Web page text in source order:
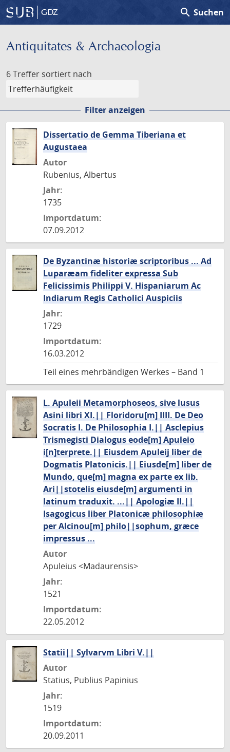
GDZ search Suchen
Antiquitates & Archaeologia
6 Treffer sortiert nach
Filter anzeigen
Dissertatio de Gemma Tiberiana et
Augustaea
Autor
Rubenius, Albertus
Jahr:
1735
Importdatum:
07.09.2012
De Byzantinæ historiæ scriptoribus ... Ad
Luparæam fideliter expressa Sub
Felicissimis Philippi V. Hispaniarum Ac
Indiarum Regis Catholici Auspiciis
Jahr:
1729
Importdatum:
16.03.2012
Teil eines mehrbändigen Werkes – Band 1
L. Apuleii Metamorphoseos, sive lusus
Asini libri XI.|| Floridoru[m] IIII. De Deo
Socratis I. De Philosophia I.|| Asclepius
Trismegisti Dialogus eode[m] Apuleio
i[n]terprete.|| Eiusdem Apuleij liber de
Dogmatis Platonicis.|| Eiusde[m] liber de
Mundo, que[m] magna ex parte ex lib.
Ari||stotelis eiusde[m] argumenti in
latinum traduxit. ...|| Apologiæ II.||
Isagogicus liber Platonicæ philosophiæ
per Alcinou[m] philo||sophum, græce
impressus ...
Autor
Apuleius <Madaurensis>
Jahr:
1521
Importdatum:
22.05.2012
Statii|| Sylvarvm Libri V.||
Autor
Statius, Publius Papinius
Jahr:
1519
Importdatum:
20.09.2011